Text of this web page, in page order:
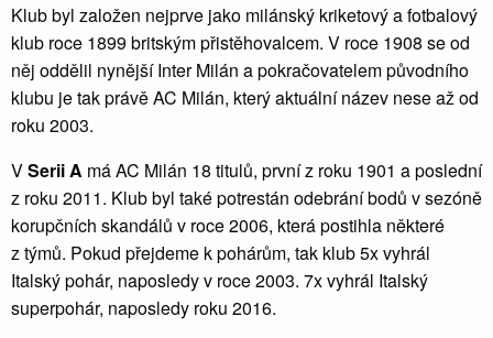
Klub byl založen nejprve jako milánský kriketový a fotbalový
klub roce 1899 britským přistěhovalcem. V roce 1908 se od
něj oddělil nynější Inter Milán a pokračovatelem původního
klubu je tak právě AC Milán, který aktuální název nese až od
roku 2003.
VSerii A má AC Milán 18 titulů, první z roku 1901 a poslední
z roku 2011. Klub byl také potrestán odebrání bodů v sezóně
korupčních skandálů v roce 2006, která postihla některé
z týmů. Pokud přejdeme k pohárům, tak klub 5x vyhrál
Italský pohár, naposledy v roce 2003. 7x vyhrál Italský
superpohár, naposledy roku 2016.